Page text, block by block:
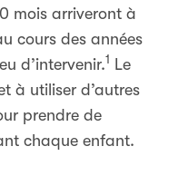
mois arriveront à
cours des années
d’intervenir.1
Le
à utiliser d’autres
prendre de
chaque enfant.